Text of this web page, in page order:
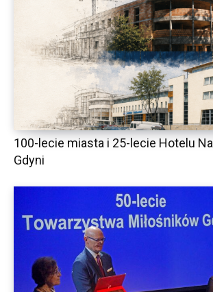
100-lecie miasta i 25-lecie Hotelu
Gdyni